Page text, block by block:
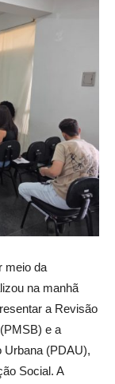
meio da
na manhã
a Revisão
e a
Urbana (PDAU),
Social. A